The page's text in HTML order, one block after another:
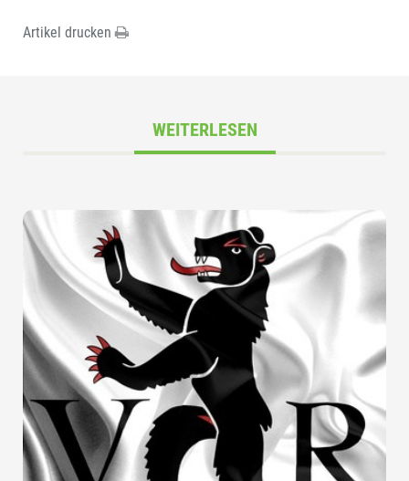
Artikel drucken
WEITERLESEN